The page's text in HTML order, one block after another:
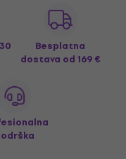
Besplatna
dostava od 169 €